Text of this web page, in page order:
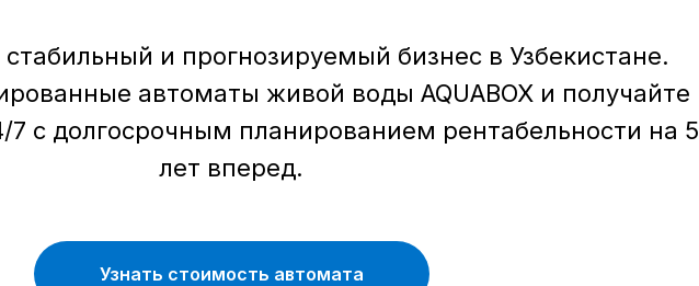
и прогнозируемый бизнес в Узбекистане.
автоматы живой воды AQUABOX и получайте
с долгосрочным планированием рентабельности на 5
лет вперед.
Узнать стоимость автомата